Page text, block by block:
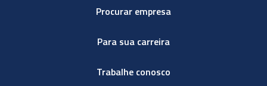
Procurar empresa
Para sua carreira
Trabalhe conosco